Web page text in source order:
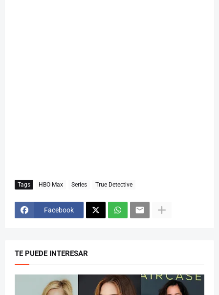
Tags HBO Max Series True Detective
Facebook
TE PUEDE INTERESAR